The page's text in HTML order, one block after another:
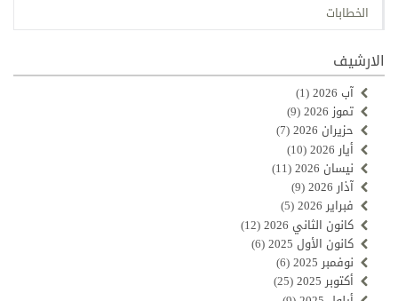
الخطابات
الارشيف
آب 2026
(1)
تموز 2026
(9)
حزيران 2026
(7)
أيار 2026
(10)
نيسان 2026
(11)
آذار 2026
(9)
فبراير 2026
(5)
كانون الثاني 2026
(12)
كانون الأول 2025
(6)
نوفمبر 2025
(6)
أكتوبر 2025
(25)